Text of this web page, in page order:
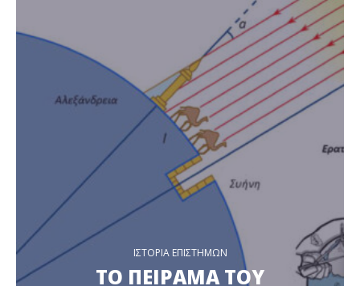
ΙΣΤΟΡΙΑ ΕΠΙΣΤΗΜΩΝ
ΤΟ ΠΕΙΡΑΜΑ ΤΟΥ